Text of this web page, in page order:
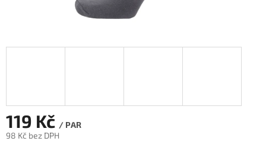
119 Kč / PAR
98 Kč bez DPH